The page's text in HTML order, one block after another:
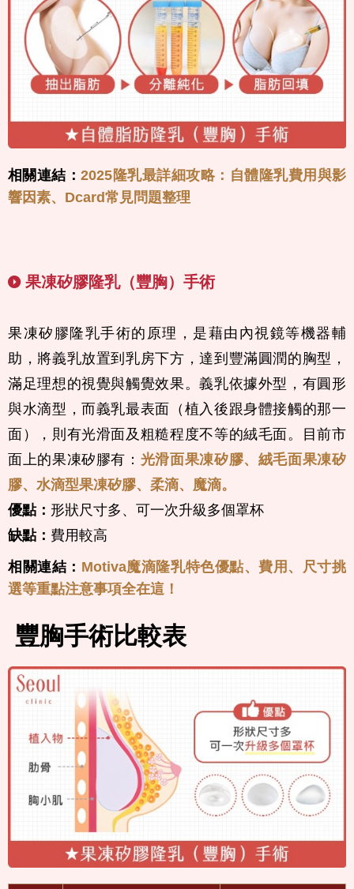
相關連結：2025隆乳最詳細攻略：自體隆乳費用與影
響因素、Dcard常見問題整理
果凍矽膠隆乳（豐胸）手術
果凍矽膠隆乳手術的原理，是藉由內視鏡等機器輔
助，將義乳放置到乳房下方，達到豐滿圓潤的胸型，
滿足理想的視覺與觸覺效果。義乳依據外型，有圓形
與水滴型，而義乳最表面（植入後跟身體接觸的那一
面），則有光滑面及粗糙程度不等的絨毛面。目前市
面上的果凍矽膠有： 光滑面果凍矽膠、絨毛面果凍矽
膠、水滴型果凍矽膠、柔滴、魔滴。
優點： 形狀尺寸多、可一次升級多個罩杯
缺點： 費用較高
相關連結： Motiva魔滴隆乳特色優點、費用、尺寸挑
選等重點注意事項全在這！
豐胸手術比較表